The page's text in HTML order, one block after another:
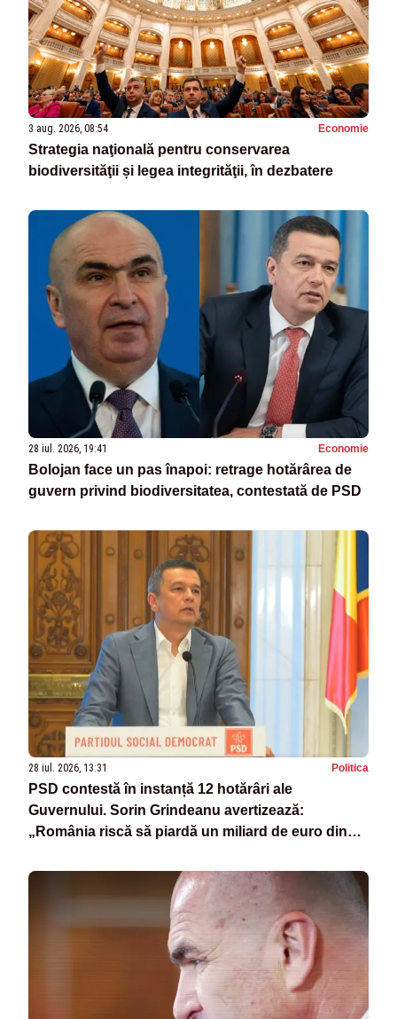
3 aug. 2026, 08:54 Economie
Strategia naţională pentru conservarea
biodiversităţii și legea integrităţii, în dezbatere
28 iul. 2026, 19:41 Economie
Bolojan face un pas înapoi: retrage hotărârea de
guvern privind biodiversitatea, contestată de PSD
28 iul. 2026, 13:31 Politica
PSD contestă în instanță 12 hotărâri ale
Guvernului. Sorin Grindeanu avertizează:
„România riscă să piardă un miliard de euro din